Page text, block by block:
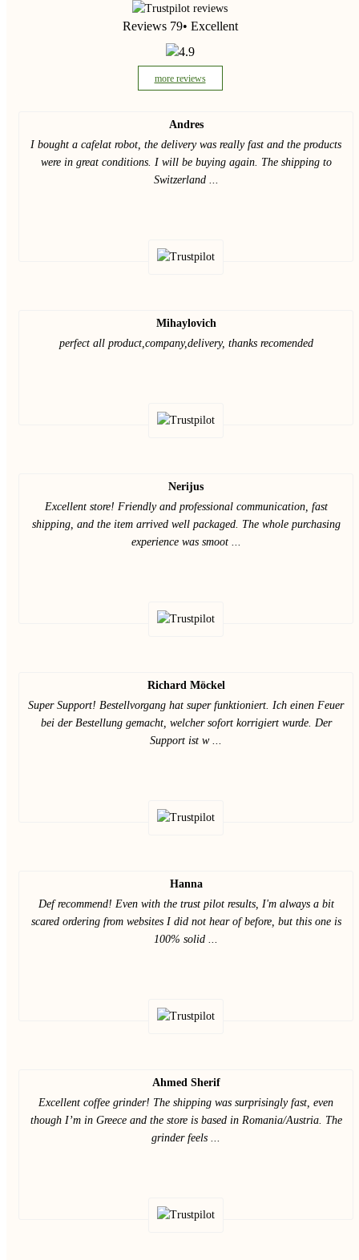
Reviews 79• Excellent
4.9
more reviews
Andres
I bought a cafelat robot, the delivery was really fast and the products
were in great conditions. I will be buying again. The shipping to
Switzerland ...
Mihaylovich
perfect all product,company,delivery, thanks recomended
Nerijus
Excellent store! Friendly and professional communication, fast
shipping, and the item arrived well packaged. The whole purchasing
experience was smoot ...
Richard Möckel
Super Support! Bestellvorgang hat super funktioniert. Ich einen Feuer
bei der Bestellung gemacht, welcher sofort korrigiert wurde. Der
Support ist w ...
Hanna
Def recommend! Even with the trust pilot results, I'm always a bit
scared ordering from websites I did not hear of before, but this one is
100% solid ...
Ahmed Sherif
Excellent coffee grinder! The shipping was surprisingly fast, even
though I’m in Greece and the store is based in Romania/Austria. The
grinder feels ...